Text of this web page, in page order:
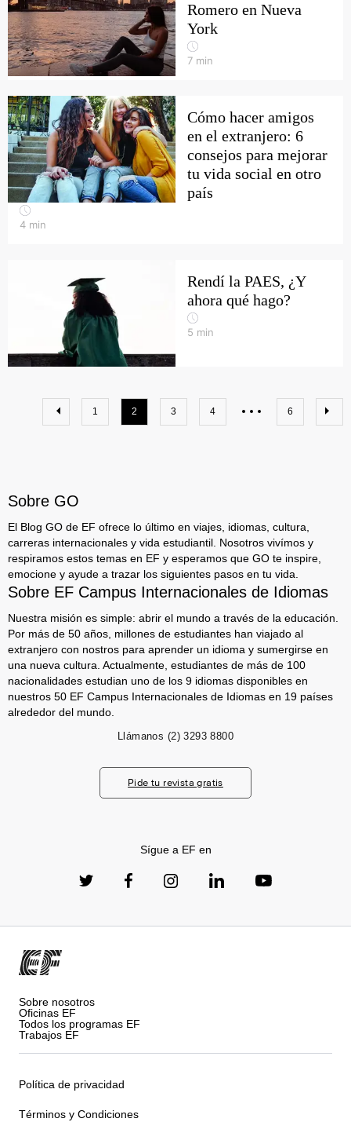
Romero en Nueva
York
7 min
Cómo hacer amigos
en el extranjero: 6
consejos para mejorar
tu vida social en otro
país
4 min
Rendí la PAES, ¿Y
ahora qué hago?
5 min
1 2 3 4 6
Sobre GO
El Blog GO de EF ofrece lo último en viajes, idiomas, cultura,
carreras internacionales y vida estudiantil. Nosotros vivímos y
respiramos estos temas en EF y esperamos que GO te inspire,
emocione y ayude a trazar los siguientes pasos en tu vida.
Sobre EF Campus Internacionales de Idiomas
Nuestra misión es simple: abrir el mundo a través de la educación.
Por más de 50 años, millones de estudiantes han viajado al
extranjero con nostros para aprender un idioma y sumergirse en
una nueva cultura. Actualmente, estudiantes de más de 100
nacionalidades estudian uno de los 9 idiomas disponibles en
nuestros 50 EF Campus Internacionales de Idiomas en 19 países
alrededor del mundo.
Llámanos (2) 3293 8800
Pide tu revista gratis
Sígue a EF en
Sobre nosotros
Oficinas EF
Todos los programas EF
Trabajos EF
Política de privacidad
Términos y Condiciones